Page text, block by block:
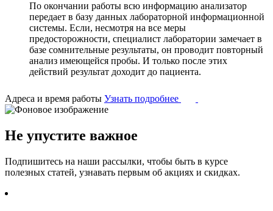
По окончании работы всю информацию анализатор
передает в базу данных лабораторной информационной
системы. Если, несмотря на все меры
предосторожности, специалист лаборатории замечает в
базе сомнительные результаты, он проводит повторный
анализ имеющейся пробы. И только после этих
действий результат доходит до пациента.
Адреса и время работы Узнать подробнее
Не упустите важное
Подпишитесь на наши рассылки, чтобы быть в курсе
полезных статей, узнавать первым об акциях и скидках.